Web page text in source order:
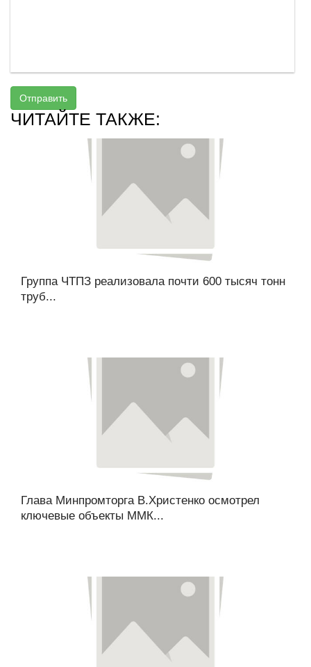
Отправить
ЧИТАЙТЕ ТАКЖЕ:
Группа ЧТПЗ реализовала почти 600 тысяч тонн
труб...
Глава Минпромторга В.Христенко осмотрел
ключевые объекты ММК...